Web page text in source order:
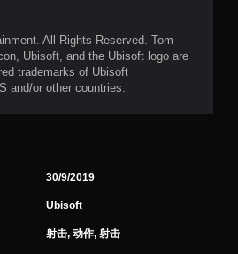
All Rights Reserved. Tom
Ubisoft, and the Ubisoft logo are
trademarks of Ubisoft
and/or other countries.
30/9/2019
Ubisoft
射击, 动作, 射击